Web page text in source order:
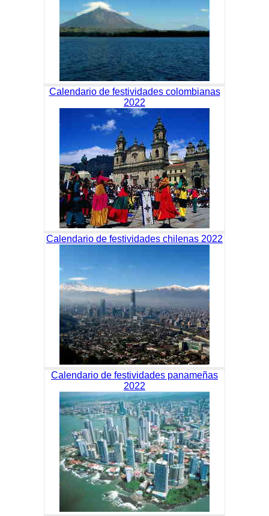
Calendario de festividades colombianas
2022
Calendario de festividades chilenas 2022
Calendario de festividades panameñas
2022